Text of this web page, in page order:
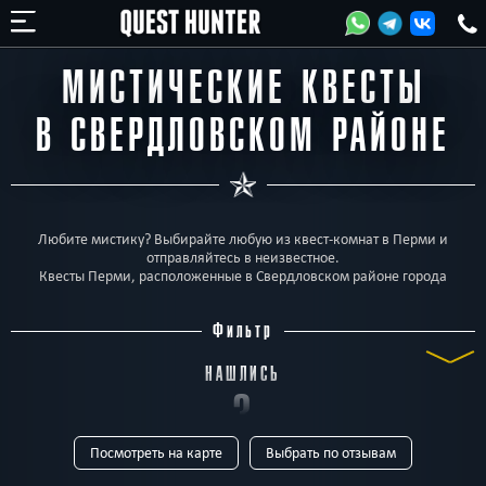
МИСТИЧЕСКИЕ КВЕСТЫ
В СВЕРДЛОВСКОМ РАЙОНЕ
Любите мистику? Выбирайте любую из квест-комнат в Перми и
отправляйтесь в неизвестное.
Квесты Перми, расположенные в Свердловском районе города
Фильтр
НАШЛИСЬ
3
КВЕСТА
Посмотреть на карте Выбрать по отзывам